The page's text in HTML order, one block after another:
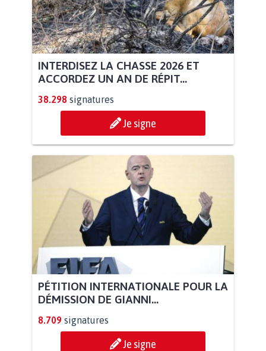
INTERDISEZ LA CHASSE 2026 ET
ACCORDEZ UN AN DE RÉPIT...
38.298 signatures
Je signe
PÉTITION INTERNATIONALE POUR LA
DÉMISSION DE GIANNI...
8.709 signatures
Je signe